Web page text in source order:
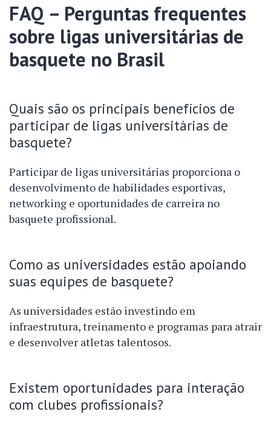
FAQ – Perguntas frequentes
sobre ligas universitárias de
basquete no Brasil
Quais são os principais benefícios de
participar de ligas universitárias de
basquete?
Participar de ligas universitárias proporciona o
desenvolvimento de habilidades esportivas,
networking e oportunidades de carreira no
basquete profissional.
Como as universidades estão apoiando
suas equipes de basquete?
As universidades estão investindo em
infraestrutura, treinamento e programas para atrair
e desenvolver atletas talentosos.
Existem oportunidades para interação
com clubes profissionais?